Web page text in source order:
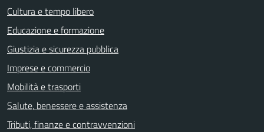
Cultura e tempo libero
Educazione e formazione
Giustizia e sicurezza pubblica
Imprese e commercio
Mobilità e trasporti
Salute, benessere e assistenza
Tributi, finanze e contravvenzioni